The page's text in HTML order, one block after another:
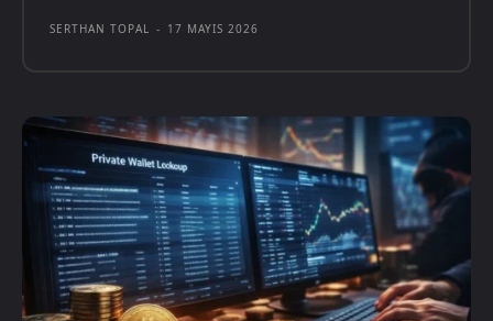
SERTHAN TOPAL - 17 MAYIS 2026